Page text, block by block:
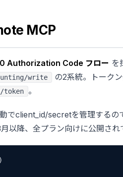
MCP
Authorization Code フロー を
write の2系統。トーク
token 。
でclient_id/secretを管理するの
以降、全プラン向けに公開され